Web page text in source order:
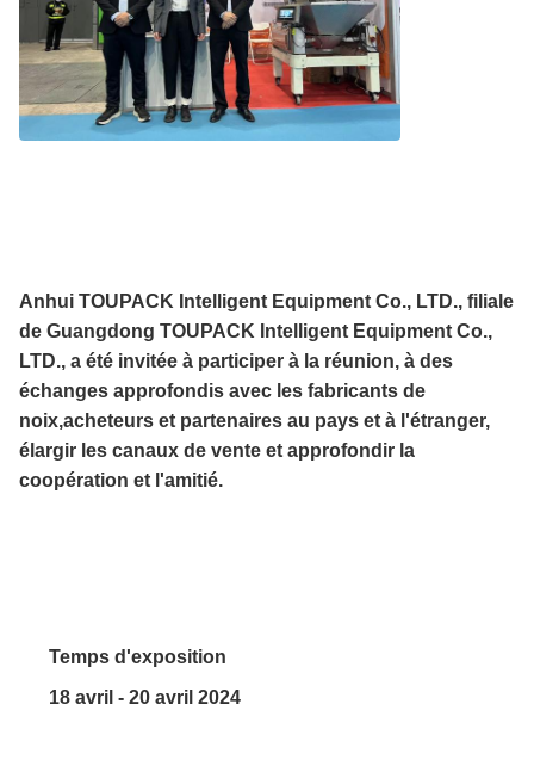
Anhui TOUPACK Intelligent Equipment Co., LTD., filiale
de Guangdong TOUPACK Intelligent Equipment Co.,
LTD., a été invitée à participer à la réunion, à des
échanges approfondis avec les fabricants de
noix,acheteurs et partenaires au pays et à l'étranger,
élargir les canaux de vente et approfondir la
coopération et l'amitié.
Temps d'exposition
18 avril - 20 avril 2024